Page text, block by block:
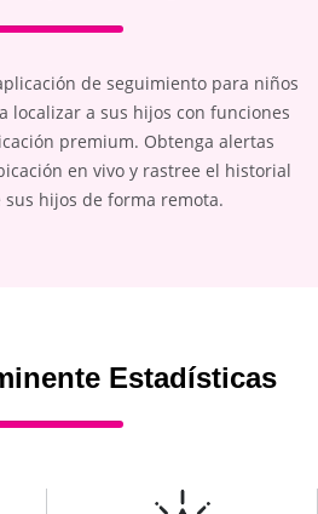
de seguimiento para niños
localizar a sus hijos con funciones
premium. Obtenga alertas
en vivo y rastree el historial
hijos de forma remota.
Estadísticas